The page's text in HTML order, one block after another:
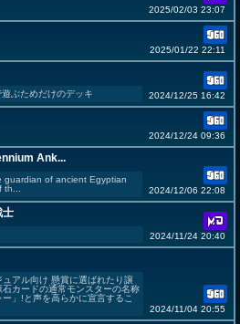
2025/02/03 23:07
2025/01/22 22:11
ぶためだけのデッキ 2024/12/25 16:42
2024/12/24 09:36
Ank...
guardian of ancient Egyptian
th...
2024/12/06 22:08
2024/11/24 20:40
アル向け 懸賞に選ばれたり譲
カードの通常モンスターの名称
」!と声を高らかに宣言するこ
2024/11/04 20:55